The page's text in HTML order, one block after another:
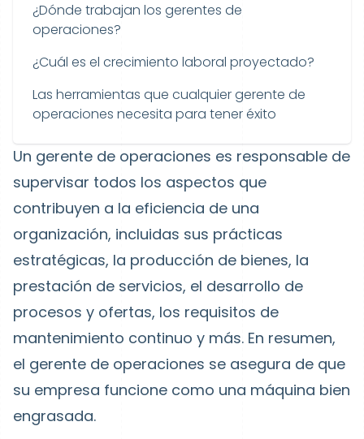
¿Dónde trabajan los gerentes de
operaciones?
¿Cuál es el crecimiento laboral proyectado?
Las herramientas que cualquier gerente de
operaciones necesita para tener éxito
Un gerente de operaciones es responsable de
supervisar todos los aspectos que
contribuyen a la eficiencia de una
organización, incluidas sus prácticas
estratégicas, la producción de bienes, la
prestación de servicios, el desarrollo de
procesos y ofertas, los requisitos de
mantenimiento continuo y más. En resumen,
el gerente de operaciones se asegura de que
su empresa funcione como una máquina bien
engrasada.